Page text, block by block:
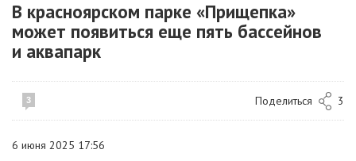
В красноярском парке «Прищепка»
может появиться еще пять бассейнов
и аквапарк
3 Поделиться 3
6 июня 2025 17:56